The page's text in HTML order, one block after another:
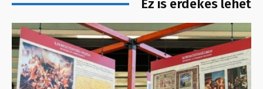
Ez is érdekes lehet